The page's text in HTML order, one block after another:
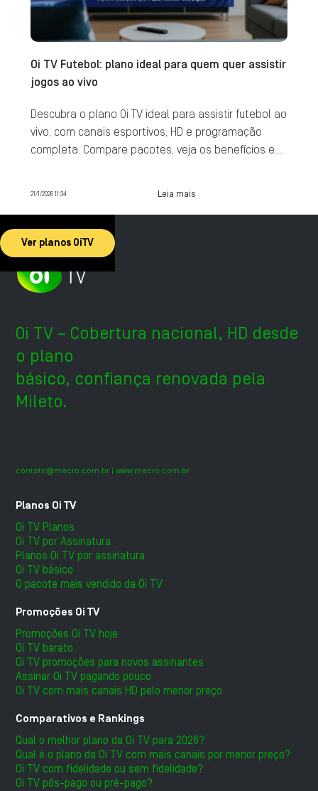
Oi TV Futebol: plano ideal para quem quer assistir
jogos ao vivo
Descubra o plano Oi TV ideal para assistir futebol ao
vivo, com canais esportivos, HD e programação
completa. Compare pacotes, veja os benefícios e
21/1/2026 11:34 Leia mais
Ver planos OiTV
Oi TV – Cobertura nacional, HD desde
o plano
básico, confiança renovada pela
Mileto.
contato@macro.com.br | www.macro.com.br
Planos Oi TV
Oi TV Planos
Oi TV por Assinatura
Planos Oi TV por assinatura
Oi TV básico
O pacote mais vendido da Oi TV
Promoções Oi TV
Promoções Oi TV hoje
Oi TV barato
Oi TV promoções para novos assinantes
Assinar Oi TV pagando pouco
Oi TV com mais canais HD pelo menor preço
Comparativos e Rankings
Qual o melhor plano da Oi TV para 2026?
Qual é o plano da Oi TV com mais canais por menor preço?
Oi TV com fidelidade ou sem fidelidade?
Oi TV pós-pago ou pré-pago?